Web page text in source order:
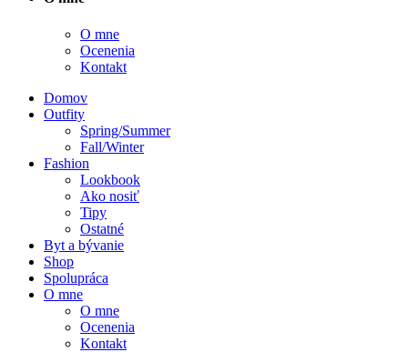
O mne
Ocenenia
Kontakt
Domov
Outfity
Spring/Summer
Fall/Winter
Fashion
Lookbook
Ako nosiť
Tipy
Ostatné
Byt a bývanie
Shop
Spolupráca
O mne
O mne
Ocenenia
Kontakt